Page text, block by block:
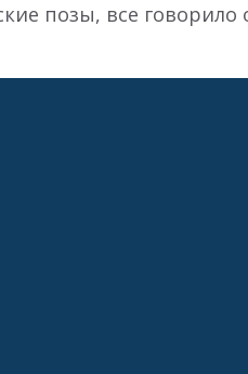
позы, все говорило